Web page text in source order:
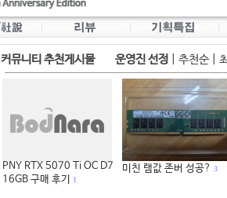
커뮤니티 추천게시물 운영진 선정 추천순|
PNY RTX 5070 Ti OC D7
16GB 구매 후기
1
미친 램값 존버 성공? 3